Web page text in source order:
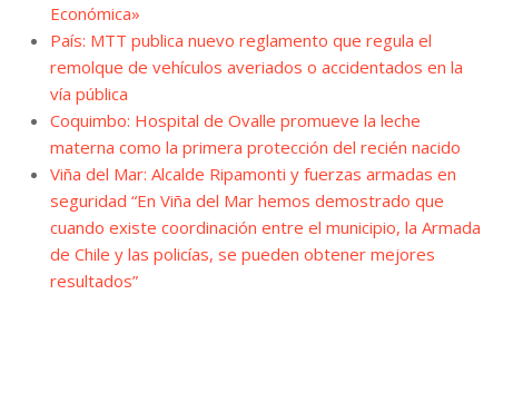
Económica»
País: MTT publica nuevo reglamento que regula el
remolque de vehículos averiados o accidentados en la
vía pública
Coquimbo: Hospital de Ovalle promueve la leche
materna como la primera protección del recién nacido
Viña del Mar: Alcalde Ripamonti y fuerzas armadas en
seguridad “En Viña del Mar hemos demostrado que
cuando existe coordinación entre el municipio, la Armada
de Chile y las policías, se pueden obtener mejores
resultados”